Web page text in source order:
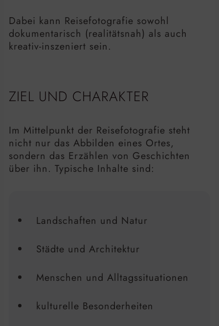
Dabei kann Reisefotografie sowohl
dokumentarisch (realitätsnah) als auch
kreativ-inszeniert sein.
ZIEL UND CHARAKTER
Im Mittelpunkt der Reisefotografie steht
nicht nur das Abbilden eines Ortes,
sondern das Erzählen von Geschichten
über ihn. Typische Inhalte sind:
Landschaften und Natur
Städte und Architektur
Menschen und Alltagssituationen
kulturelle Besonderheiten